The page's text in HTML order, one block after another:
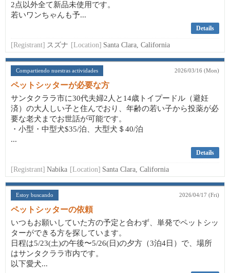
2点以外全て新品未使用です。
若いワンちゃんも予...
Details
[Registrant] スズナ [Location] Santa Clara, California
Compartiendo nuestras actividades 2026/03/16 (Mon)
ペットシッターが必要な方
サンタクララ市に30代夫婦2人と14歳トイプードル（避妊
済）の大人しい子と住んでおり、年齢の若い子から投薬が必
要な老犬までお世話が可能です。
・小型・中型犬$35/泊、大型犬＄40/泊
...
Details
[Registrant] Nabika [Location] Santa Clara, California
Estoy buscando 2026/04/17 (Fri)
ペットシッターの依頼
いつもお願いしていた方の予定と合わず、単発でペットシッ
ターができる方を探しています。
日程は5/23(土)の午後〜5/26(日)の夕方（3泊4日）で、場所
はサンタクララ市内です。
以下愛犬...